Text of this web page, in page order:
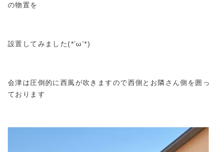
の物置を
設置してみました(*’ω’*)
会津は圧倒的に西風が吹きますので西側とお隣さん側を囲っ
ております